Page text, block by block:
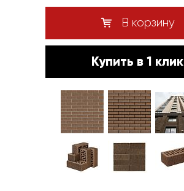
В корзину
Купить в 1 клик